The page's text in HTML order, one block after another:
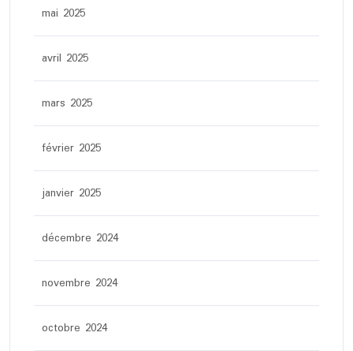
mai 2025
avril 2025
mars 2025
février 2025
janvier 2025
décembre 2024
novembre 2024
octobre 2024